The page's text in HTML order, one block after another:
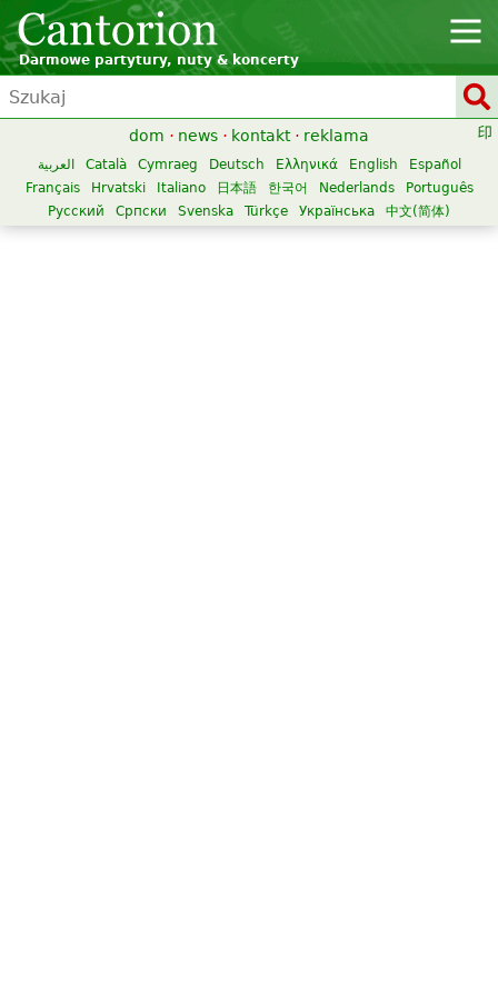
Darmowe partytury, nuty & koncerty
dom · news · kontakt · reklama
العربية Català Cymraeg Deutsch Ελληνικά English
Español
Français
Hrvatski Italiano 日本語 한국어 Nederlands
Português
Русский
Српски Svenska Türkçe Українська 中文(简体)